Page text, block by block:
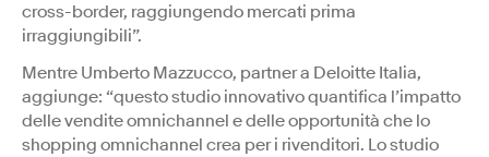
cross-border, raggiungendo mercati prima
irraggiungibili”.
Mentre Umberto Mazzucco, partner a Deloitte Italia,
aggiunge: “questo studio innovativo quantifica l’impatto
delle vendite omnichannel e delle opportunità che lo
shopping omnichannel crea per i rivenditori. Lo studio